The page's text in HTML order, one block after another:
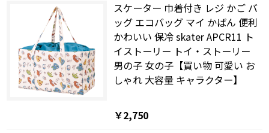
スケーター 巾着付き レジ かご バ
ッグ エコバッグ マイ かばん 便利
かわいい 保冷 skater APCR11 ト
イストーリー トイ・ストーリー
男の子 女の子【買い物 可愛い お
しゃれ 大容量 キャラクター】
￥2,750